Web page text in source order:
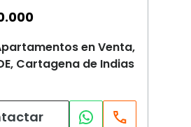
en Venta,
Cartagena de Indias